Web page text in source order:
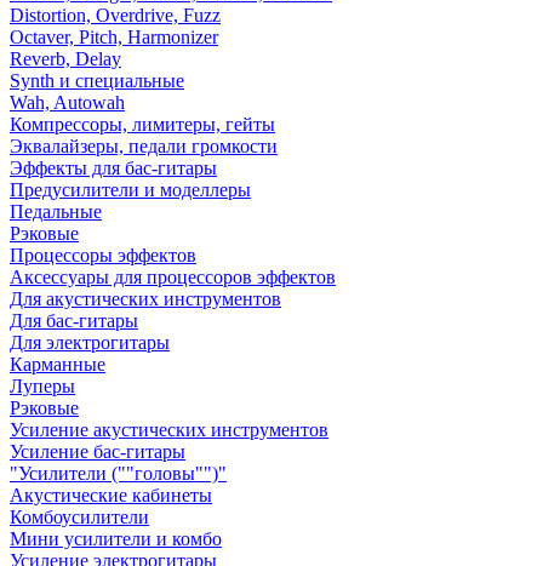
Distortion, Overdrive, Fuzz
Octaver, Pitch, Harmonizer
Reverb, Delay
Synth и специальные
Wah, Autowah
Компрессоры, лимитеры, гейты
Эквалайзеры, педали громкости
Эффекты для бас-гитары
Предусилители и моделлеры
Педальные
Рэковые
Процессоры эффектов
Аксессуары для процессоров эффектов
Для акустических инструментов
Для бас-гитары
Для электрогитары
Карманные
Луперы
Рэковые
Усиление акустических инструментов
Усиление бас-гитары
"Усилители (""головы"")"
Акустические кабинеты
Комбоусилители
Мини усилители и комбо
Усиление электрогитары